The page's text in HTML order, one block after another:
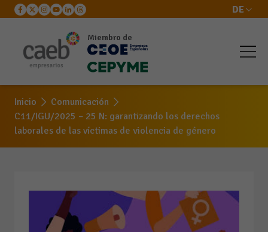
DE
Miembro de
Inicio
Comunicación
C11/IGU/2025 – 25 N: garantizando los derechos
laborales de las víctimas de violencia de género